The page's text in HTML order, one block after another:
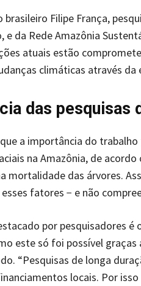
brasileiro Filipe França,
e da Rede Amazônia
atuais estão
climáticas através da
das pesquisas
a importância do
na Amazônia, de
mortalidade das árvores.
fatores − e não
por pesquisadores
este só foi possível
“Pesquisas de longa
locais. Por